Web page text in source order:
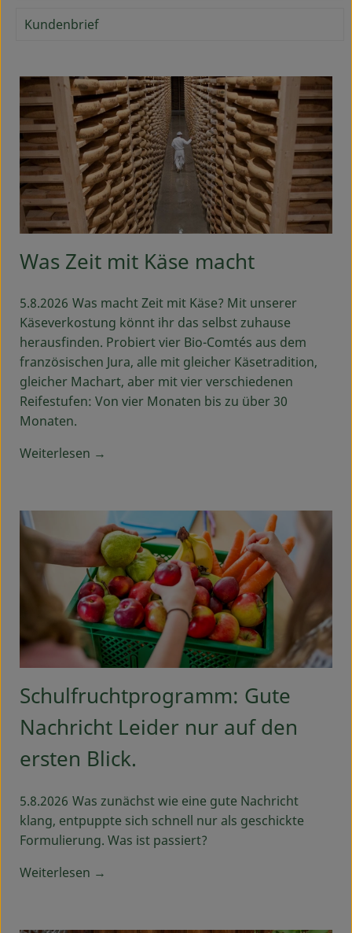
Kühltheke
Backwaren
Haltbares
Getränke
Drogerie
Über uns
Blog & Aktuelles
Service
Kundenbrief
Was Zeit mit Käse macht
5.8.2026 Was macht Zeit mit Käse? Mit unserer
Käseverkostung könnt ihr das selbst zuhause
herausfinden. Probiert vier Bio-Comtés aus dem
französischen Jura, alle mit gleicher Käsetradition,
gleicher Machart, aber mit vier verschiedenen
Reifestufen: Von vier Monaten bis zu über 30
Monaten.
Weiterlesen →
Schulfruchtprogramm: Gute
Nachricht Leider nur auf den
ersten Blick.
5.8.2026 Was zunächst wie eine gute Nachricht
klang, entpuppte sich schnell nur als geschickte
Formulierung. Was ist passiert?
Weiterlesen →